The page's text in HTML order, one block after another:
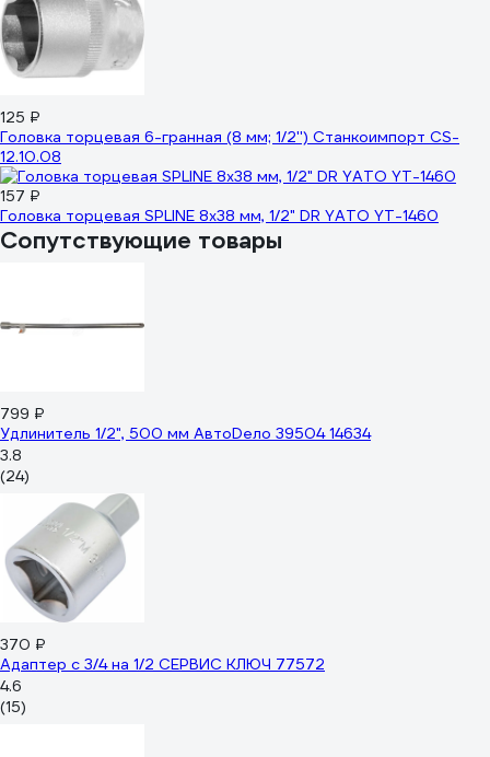
125 ₽
Головка торцевая 6-гранная (8 мм; 1/2'') Станкоимпорт CS-
12.10.08
157 ₽
Головка торцевая SPLINE 8х38 мм, 1/2" DR YATO YT-1460
Сопутствующие товары
799 ₽
Удлинитель 1/2", 500 мм АвтоDело 39504 14634
3.8
(24)
370 ₽
Адаптер с 3/4 на 1/2 СЕРВИС КЛЮЧ 77572
4.6
(15)